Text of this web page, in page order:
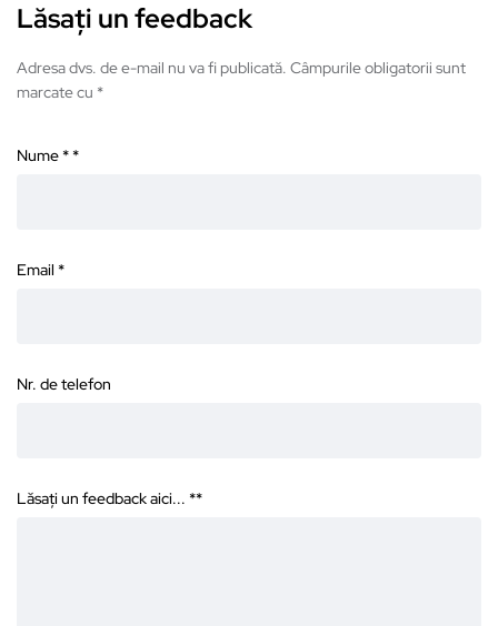
Lăsați un feedback
Adresa dvs. de e-mail nu va fi publicată. Câmpurile obligatorii sunt
marcate cu *
Nume * *
Email *
Nr. de telefon
Lăsați un feedback aici... **